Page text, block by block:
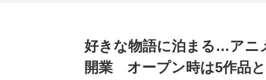
好きな物語に泊まる…アニ
開業 オープン時は5作品